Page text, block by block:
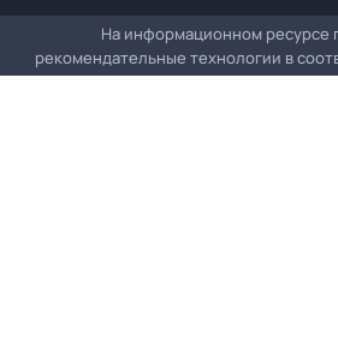
На информационном ресурсе
рекомендательные технологии в